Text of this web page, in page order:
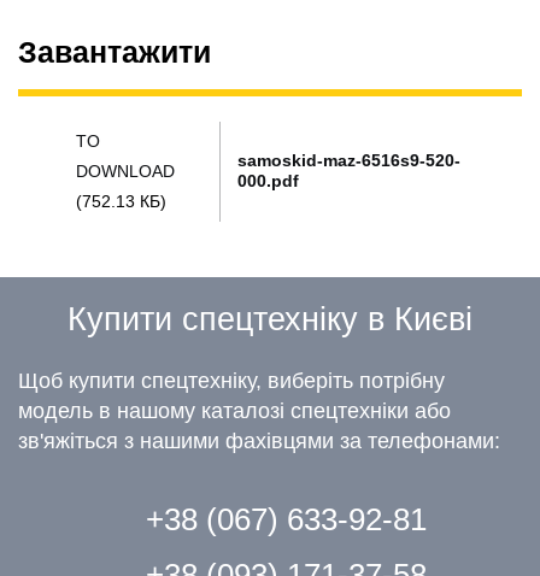
Завантажити
TO
DOWNLOAD
(752.13 КБ)
samoskid-maz-6516s9-520-
000.pdf
Купити спецтехніку в Києві
Щоб купити спецтехніку, виберіть потрібну
модель в нашому каталозі спецтехніки або
зв'яжіться з нашими фахівцями за телефонами:
+38 (067) 633-92-81